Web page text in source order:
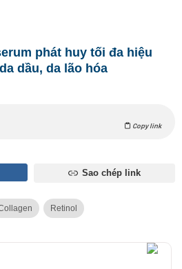
phát huy tối đa hiệu
dầu, da lão hóa
Copy link
Sao chép link
Retinol